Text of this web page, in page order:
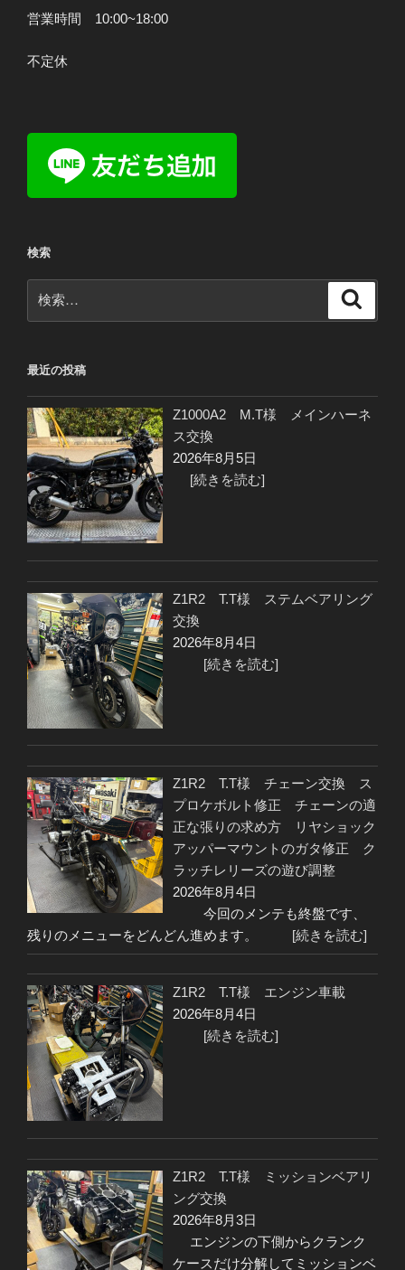
営業時間 10:00~18:00
不定休
検索
索:
最近の投稿
Z1000A2 M.T様 メインハーネ
ス交換
2026年8月5日
[続きを読む]
Z1R2 T.T様 ステムベアリング
交換
2026年8月4日
[続きを読む]
Z1R2 T.T様 チェーン交換 ス
プロケボルト修正 チェーンの適
正な張りの求め方 リヤショック
アッパーマウントのガタ修正 ク
ラッチレリーズの遊び調整
2026年8月4日
今回のメンテも終盤です、
残りのメニューをどんどん進めます。 [続きを読む]
Z1R2 T.T様 エンジン車載
2026年8月4日
[続きを読む]
Z1R2 T.T様 ミッションベアリ
ング交換
2026年8月3日
エンジンの下側からクランク
ケースだけ分解してミッションベ